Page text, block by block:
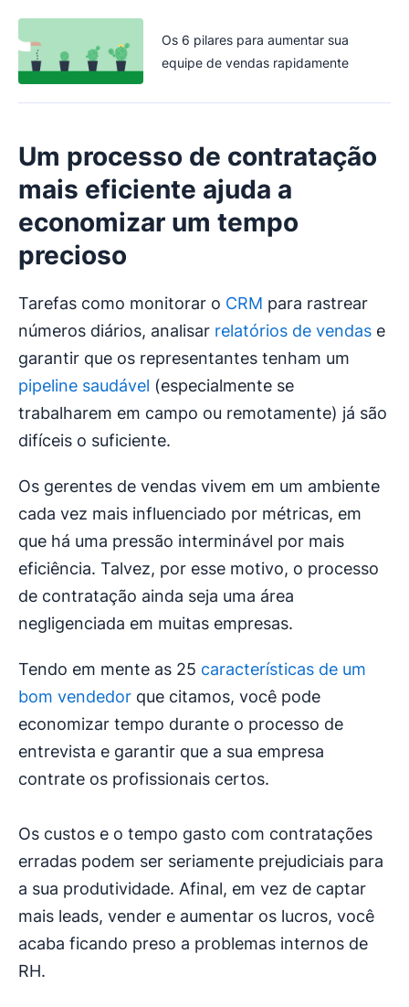
Os 6 pilares para aumentar sua
equipe de vendas rapidamente
Um processo de contratação
mais eficiente ajuda a
economizar um tempo
precioso
Tarefas como monitorar o CRM para rastrear
números diários, analisar relatórios de vendas e
garantir que os representantes tenham um
pipeline saudável (especialmente se
trabalharem em campo ou remotamente) já são
difíceis o suficiente.
Os gerentes de vendas vivem em um ambiente
cada vez mais influenciado por métricas, em
que há uma pressão interminável por mais
eficiência. Talvez, por esse motivo, o processo
de contratação ainda seja uma área
negligenciada em muitas empresas.
Tendo em mente as 25 características de um
bom vendedor que citamos, você pode
economizar tempo durante o processo de
entrevista e garantir que a sua empresa
contrate os profissionais certos.
Os custos e o tempo gasto com contratações
erradas podem ser seriamente prejudiciais para
a sua produtividade. Afinal, em vez de captar
mais leads, vender e aumentar os lucros, você
acaba ficando preso a problemas internos de
RH.